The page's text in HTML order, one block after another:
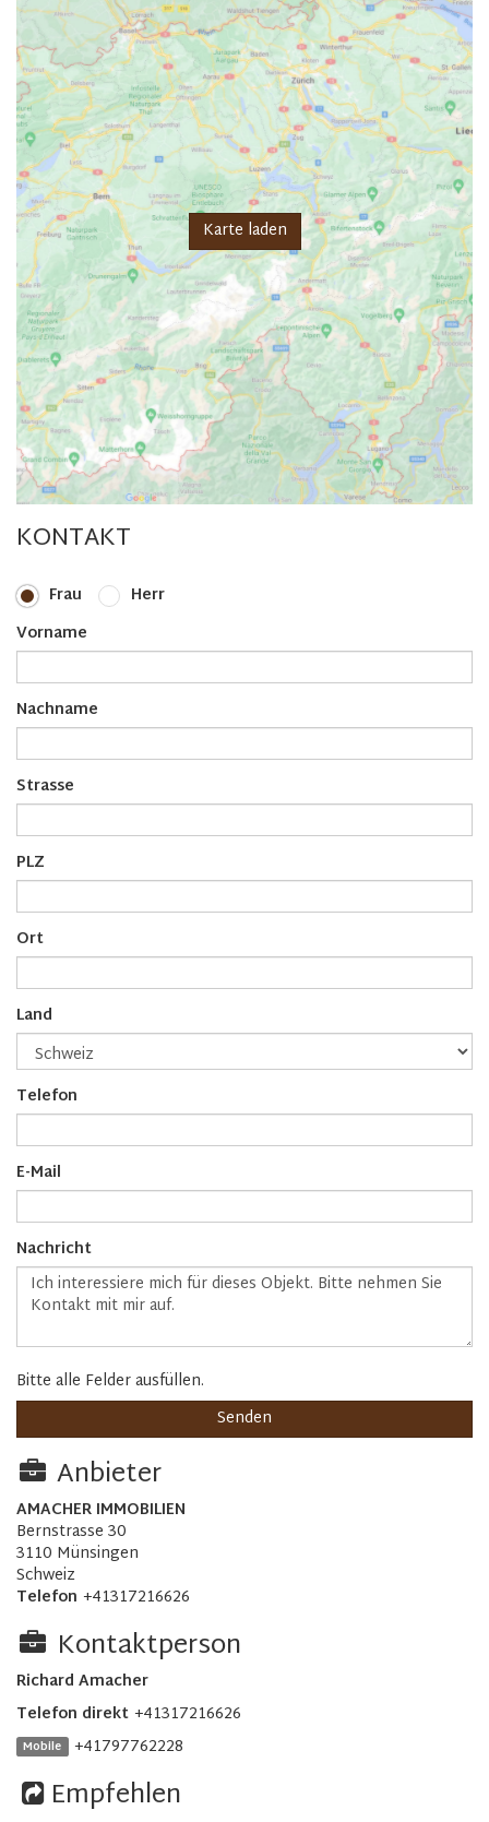
Karte laden
KONTAKT
Frau
Herr
Vorname
Nachname
Strasse
PLZ
Ort
Land
Telefon
E-Mail
Nachricht
Bitte alle Felder ausfüllen.
Anbieter
AMACHER IMMOBILIEN
Bernstrasse 30
3110 Münsingen
Schweiz
Telefon +41317216626
Kontaktperson
Richard Amacher
Telefon direkt +41317216626
Mobile +41797762228
Empfehlen